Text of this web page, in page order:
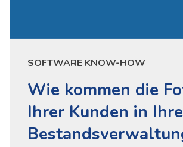
SOFTWARE KNOW-HOW
Wie kommen die
Ihrer Kunden in Ihre